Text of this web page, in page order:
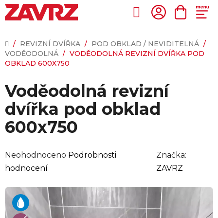
Přejít
na
Hledat
KOŠÍK
DOMŮ
/ REVIZNÍ DVÍŘKA / POD OBKLAD / NEVIDITELNÁ /
VODĚODOLNÁ / VODĚODOLNÁ REVIZNÍ DVÍŘKA POD
OBKLAD 600X750
Voděodolná revizní
dvířka pod obklad
600x750
Průměrné
hodnocení
0,0
Neohodnoceno Podrobnosti
hodnocení
Značka:
ZAVRZ